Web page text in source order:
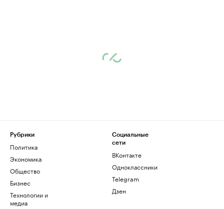
Рубрики
Политика
Экономика
Общество
Бизнес
Технологии и
медиа
Социальные
сети
ВКонтакте
Одноклассники
Telegram
Дзен